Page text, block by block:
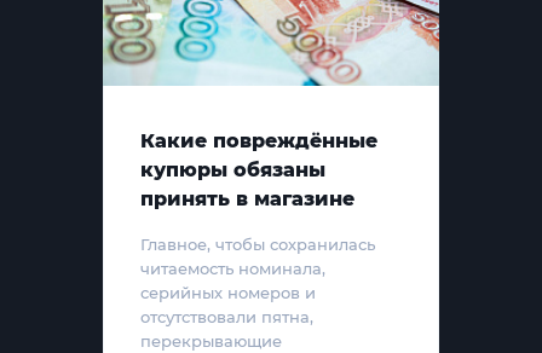
Какие повреждённые
купюры обязаны
принять в магазине
Главное, чтобы сохранилась
читаемость номинала,
серийных номеров и
отсутствовали пятна,
перекрывающие